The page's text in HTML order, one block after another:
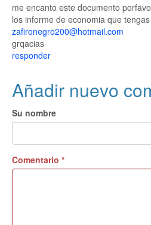
me encanto este documento
los informe de economia que
zafironegro200@hotmail.com
grqacias
responder
Añadir nuevo
Su nombre
Comentario *